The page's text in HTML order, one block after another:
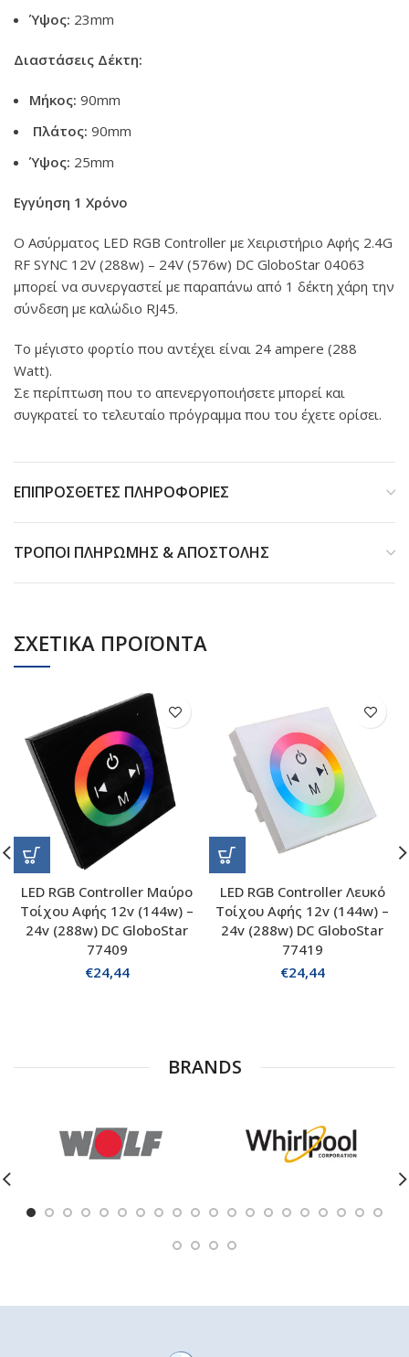
Ύψος: 23mm
Διαστάσεις Δέκτη:
Μήκος: 90mm
Πλάτος: 90mm
Ύψος: 25mm
Εγγύηση 1 Χρόνο
Ο Ασύρματος LED RGB Controller με Χειριστήριο Αφής 2.4G
RF SYNC 12V (288w) – 24V (576w) DC GloboStar 04063
μπορεί να συνεργαστεί με παραπάνω από 1 δέκτη χάρη την
σύνδεση με καλώδιο RJ45.
Το μέγιστο φορτίο που αντέχει είναι 24 ampere (288
Watt).
Σε περίπτωση που το απενεργοποιήσετε μπορεί και
συγκρατεί το τελευταίο πρόγραμμα που του έχετε ορίσει.
ΕΠΙΠΡΟΣΘΕΤΕΣ ΠΛΗΡΟΦΟΡΙΕΣ
ΤΡΟΠΟΙ ΠΛΗΡΩΜΗΣ & ΑΠΟΣΤΟΛΗΣ
ΣΧΕΤΙΚΑ ΠΡΟΪΟΝΤΑ
LED RGB Controller Μαύρο
Τοίχου Αφής 12v (144w) –
24v (288w) DC GloboStar
77409
€24,44
LED RGB Controller Λευκό
Τοίχου Αφής 12v (144w) –
24v (288w) DC GloboStar
77419
€24,44
BRANDS